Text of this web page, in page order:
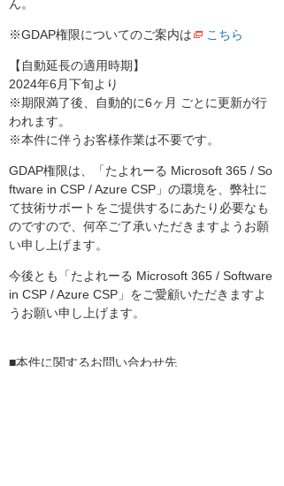
ん。
※GDAP権限についてのご案内は こちら
【自動延長の適用時期】
2024年6月下旬より
※期限満了後、自動的に6ヶ月 ごとに更新が行
われます。
※本件に伴うお客様作業は不要です。
GDAP権限は、「たよれーる Microsoft 365 / So
ftware in CSP / Azure CSP」の環境を、弊社に
て技術サポートをご提供するにあたり必要なも
のですので、何卒ご了承いただきますようお願
い申し上げます。
今後とも「たよれーる Microsoft 365 / Software
in CSP / Azure CSP」をご愛顧いただきますよ
うお願い申し上げます。
■本件に関するお問い合わせ先